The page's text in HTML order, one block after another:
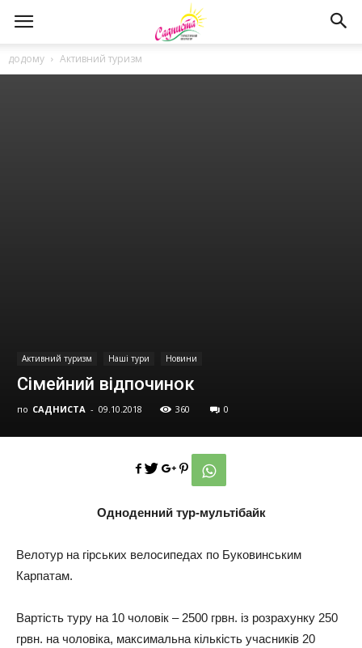
додому Активний туризм
Активний туризм Наші тури Новини
Сімейний відпочинок
по САДНИСТА - 09.10.2018 360 0
Одноденний тур-мультібайк
Велотур на гірських велосипедах по Буковинським
Карпатам.
Вартість туру на 10 чоловік – 2500 грвн. із розрахунку 250
грвн. на чоловіка, максимальна кількість учасників 20